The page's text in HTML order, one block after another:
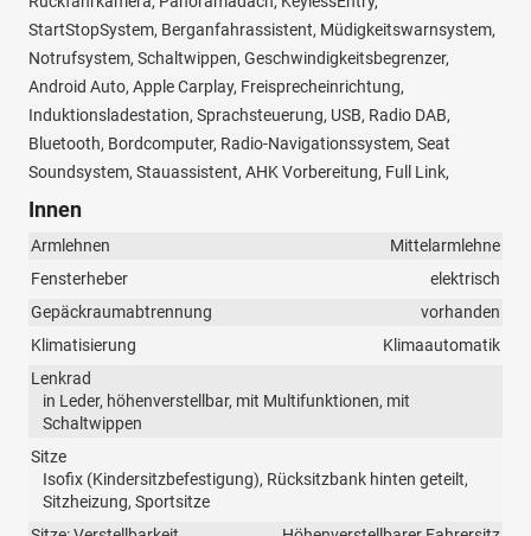
StartStopSystem, Berganfahrassistent, Müdigkeitswarnsystem,
Notrufsystem, Schaltwippen, Geschwindigkeitsbegrenzer,
Android Auto, Apple Carplay, Freisprecheinrichtung,
Induktionsladestation, Sprachsteuerung, USB, Radio DAB,
Bluetooth, Bordcomputer, Radio-Navigationssystem, Seat
Soundsystem, Stauassistent, AHK Vorbereitung, Full Link,
Innen
Armlehnen
Mittelarmlehne
Fensterheber
elektrisch
Gepäckraumabtrennung
vorhanden
Klimatisierung
Klimaautomatik
Lenkrad
in Leder, höhenverstellbar, mit Multifunktionen, mit
Schaltwippen
Sitze
Isofix (Kindersitzbefestigung), Rücksitzbank hinten geteilt,
Sitzheizung, Sportsitze